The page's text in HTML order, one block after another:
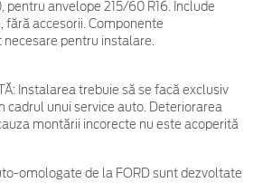
pentru anvelope 215/60 R16. Include
fără accesorii. Componente
pentru instalare.
Instalarea trebuie să se facă exclusiv
cadrul unui service auto. Deteriorarea
montării incorecte nu este acoperită
omologate de la FORD sunt dezvoltate